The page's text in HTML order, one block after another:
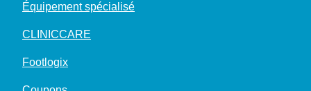
Équipement spécialisé
CLINICCARE
Footlogix